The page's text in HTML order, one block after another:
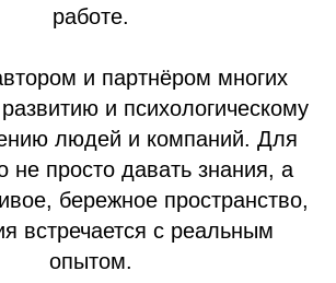
работе.
и партнёром многих
и психологическому
людей и компаний. Для
не просто давать знания, а
бережное пространство,
встречается с реальным
опытом.